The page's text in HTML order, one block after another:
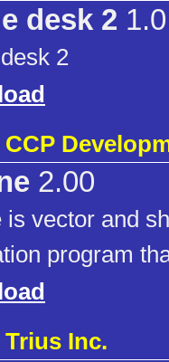
desk 2 1.0
2
CCP
2.00
is vector and
program
Trius Inc.